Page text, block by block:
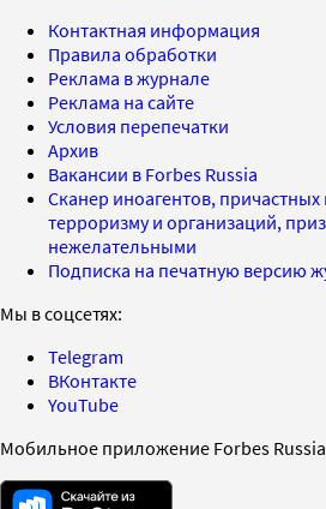
Контактная информация
Правила обработки
Реклама в журнале
Реклама на сайте
Условия перепечатки
Архив
Вакансии в Forbes Russia
Сканер иноагентов, причастных
терроризму и организаций,
нежелательными
Подписка на печатную версию
Мы в соцсетях:
Telegram
ВКонтакте
YouTube
Мобильное приложение Forbes